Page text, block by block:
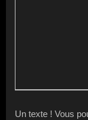
Un texte ! Vous